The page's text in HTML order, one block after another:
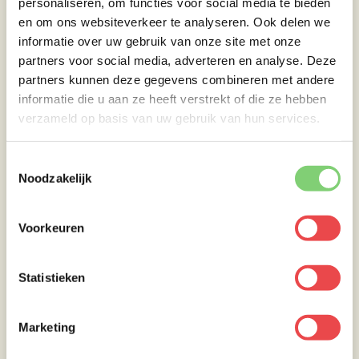
en om ons websiteverkeer te analyseren. Ook delen we
informatie over uw gebruik van onze site met onze
partners voor social media, adverteren en analyse. Deze
partners kunnen deze gegevens combineren met andere
informatie die u aan ze heeft verstrekt of die ze hebben
verzameld op basis van uw gebruik van hun services.
Noodzakelijk
Voorkeuren
Statistieken
Marketing
De fik erin!